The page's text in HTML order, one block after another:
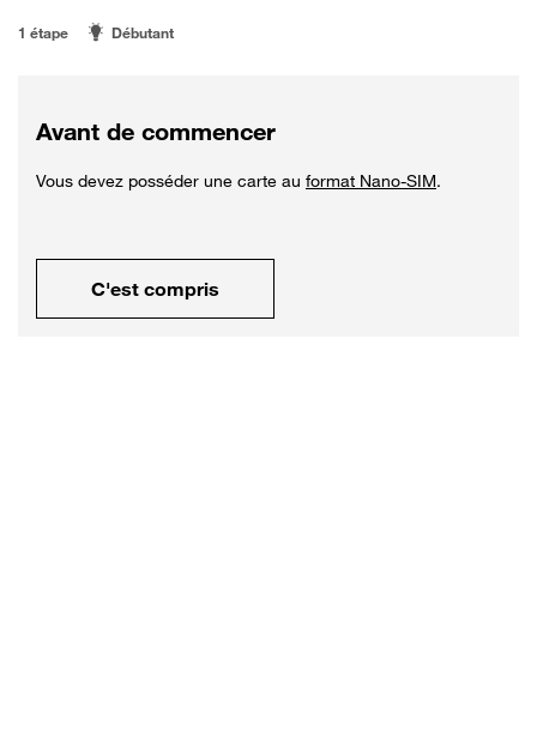
1 étape Débutant
Avant de commencer
Vous devez posséder une carte au format Nano-SIM.
C'est compris